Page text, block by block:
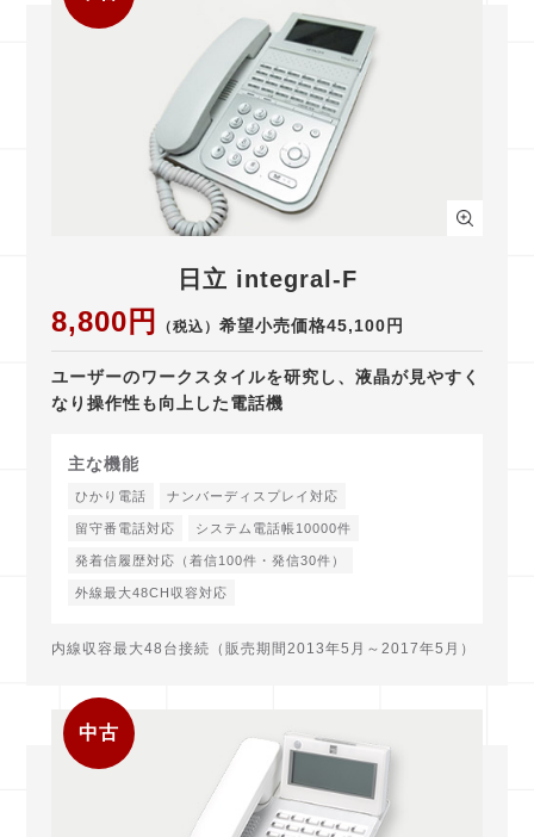
日立 integral-F
8,800円 （税込） 希望小売価格45,100円
ユーザーのワークスタイルを研究し、液晶が見やすく
なり操作性も向上した電話機
主な機能
ひかり電話 ナンバーディスプレイ対応
留守番電話対応 システム電話帳10000件
発着信履歴対応（着信100件・発信30件）
外線最大48CH収容対応
内線収容最大48台接続（販売期間2013年5月～2017年5月）
中古